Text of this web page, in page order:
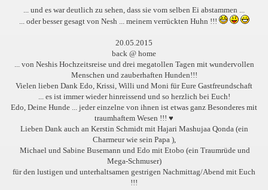
... und es war deutlich zu sehen, dass sie vom selben Ei abstammen ...
... oder besser gesagt von Nesh ... meinem verrückten Huhn !!!
20.05.2015
back @ home
... von Neshis Hochzeitsreise und drei megatollen Tagen mit wundervollen
Menschen und zauberhaften Hunden!!!
Vielen lieben Dank Edo, Krissi, Willi und Moni für Eure Gastfreundschaft
... es ist immer wieder hinreissend und so herzlich bei Euch!
Edo, Deine Hunde ... jeder einzelne von ihnen ist etwas ganz Besonderes mit
traumhaftem Wesen !!! ♥
Lieben Dank auch an Kerstin Schmidt mit Hajari Mashujaa Qonda (ein
Charmeur wie sein Papa ),
Michael und Sabine Busemann und Edo mit Etobo (ein Traumrüde und
Mega-Schmuser)
für den lustigen und unterhaltsamen gestrigen Nachmittag/Abend mit Euch
!!!